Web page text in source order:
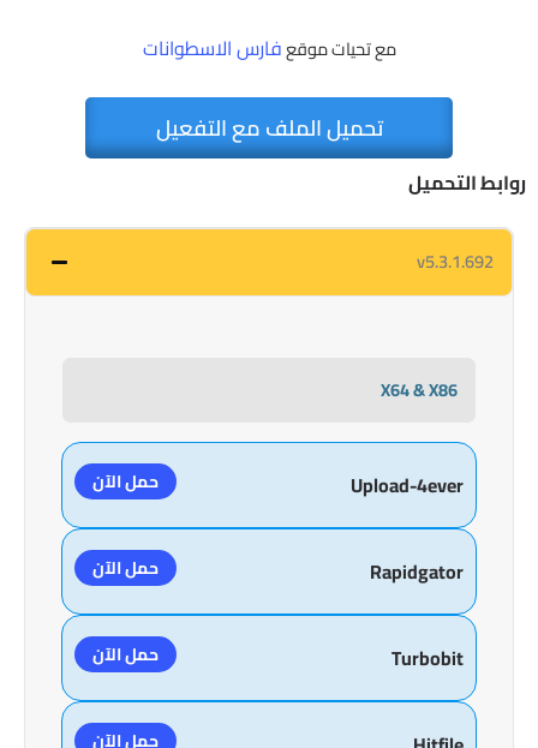
مع تحيات موقعفارس الاسطوانات
تحميل الملف مع التفعيل
روابط التحميل
v5.3.1.692
X64 & X86
Upload-4ever حمل الآن
Rapidgator حمل الآن
Turbobit حمل الآن
حمل الآن